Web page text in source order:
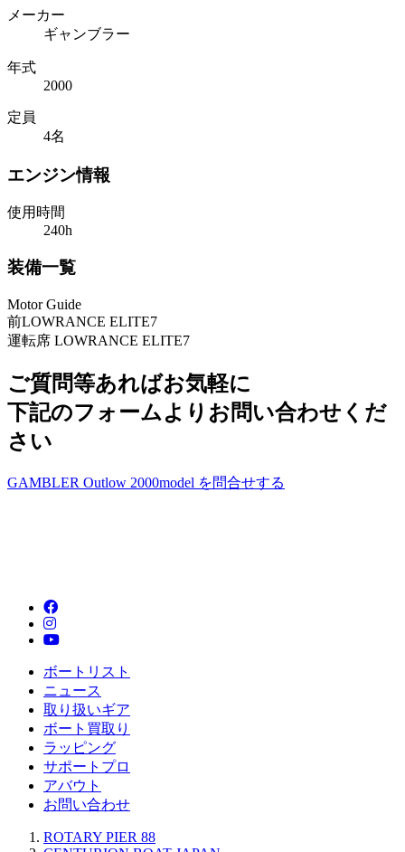
メーカー
ギャンブラー
年式
2000
定員
4名
エンジン情報
使用時間
240h
装備一覧
Motor Guide
前LOWRANCE ELITE7
運転席 LOWRANCE ELITE7
ご質問等あればお気軽に
下記のフォームよりお問い合わせくだ
さい
GAMBLER Outlow 2000model を問合せする
ボートリスト
ニュース
取り扱いギア
ボート買取り
ラッピング
サポートプロ
アバウト
お問い合わせ
ROTARY PIER 88